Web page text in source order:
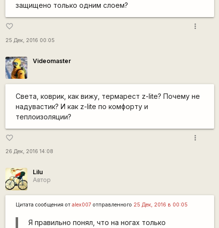
защищено только одним слоем?
favorite_border
25 Дек, 2016 00:05
more_vert
Videomaster
Света, коврик, как вижу, термарест z-lite? Почему не
надувастик? И как z-lite по комфорту и
теплоизоляции?
favorite_border
26 Дек, 2016 14:08
more_vert
Lilu
Автор
Цитата сообщения от alex007 отправленного 25 Дек, 2016 в 00:05
Я правильно понял, что на ногах только